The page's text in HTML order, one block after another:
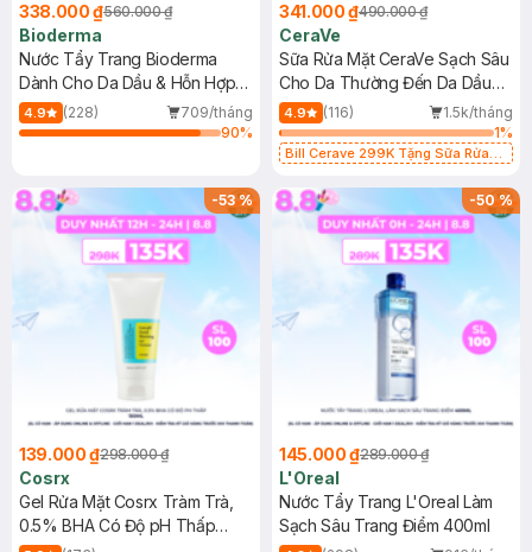
338.000 ₫560.000 ₫
Bioderma
Nước Tẩy Trang Bioderma
Dành Cho Da Dầu & Hỗn Hợp
500ml
4.9 (228)
709/tháng
90%
341.000 ₫490.000 ₫
CeraVe
Sữa Rửa Mặt CeraVe Sạch Sâu
Cho Da Thường Đến Da Dầu
473ml
4.9 (116)
1.5k/tháng
1%
Bill Cerave 299K Tặng Sữa Rửa
-53%
139.000 ₫298.000 ₫
Cosrx
Gel Rửa Mặt Cosrx Tràm Trà,
0.5% BHA Có Độ pH Thấp
-50%
145.000 ₫289.000 ₫
L'Oreal
Nước Tẩy Trang L'Oreal Làm
Sạch Sâu Trang Điểm 400ml